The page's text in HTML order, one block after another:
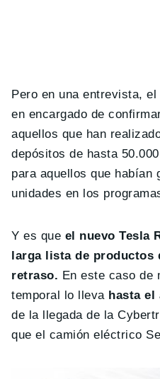
Pero en una entrevista,
en encargado de
aquellos que han
depósitos de hasta
para aquellos que habían
unidades en los
Y es que el nuevo Tesla
larga lista de productos
retraso. En este caso de
temporal lo lleva hasta el
de la llegada de la
que el camión eléctrico